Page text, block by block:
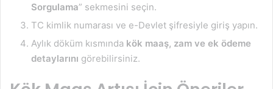
Sorgulama” sekmesini seçin.
TC kimlik numarası ve e-Devlet şifresiyle giriş yapın.
Aylık döküm kısmında kök maaş, zam ve ek ödeme
detaylarını görebilirsiniz.